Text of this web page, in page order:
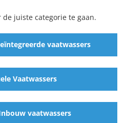
juiste categorie te gaan.
vaatwassers
Vaatwassers
vaatwassers